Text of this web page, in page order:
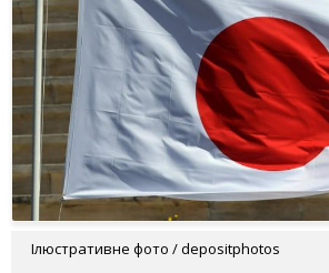
Ілюстративне фото / depositphotos